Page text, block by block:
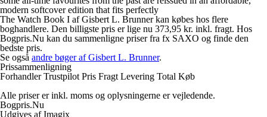
modern softcover edition that fits perfectly
The Watch Book I af Gisbert L. Brunner kan købes hos flere
boghandlere. Den billigste pris er lige nu 373,95 kr. inkl. fragt. Hos
Bogpris.Nu kan du sammenligne priser fra fx SAXO og finde den
bedste pris.
Se også andre bøger af Gisbert L. Brunner.
Prissammenligning
Forhandler Trustpilot Pris Fragt Levering Total Køb
Alle priser er inkl. moms og oplysningerne er vejledende.
Bogpris.Nu
Udgives af Imagix